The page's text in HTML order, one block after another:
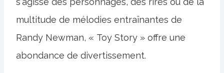
multitude de mélodies entraînantes de
Randy Newman, « Toy Story » offre une
abondance de divertissement.